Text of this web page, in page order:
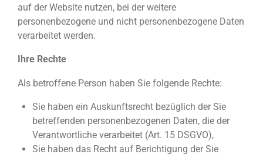
auf der Website nutzen, bei der weitere
personenbezogene und nicht personenbezogene Daten
verarbeitet werden.
Ihre Rechte
Als betroffene Person haben Sie folgende Rechte:
Sie haben ein Auskunftsrecht bezüglich der Sie
betreffenden personenbezogenen Daten, die der
Verantwortliche verarbeitet (Art. 15 DSGVO),
Sie haben das Recht auf Berichtigung der Sie